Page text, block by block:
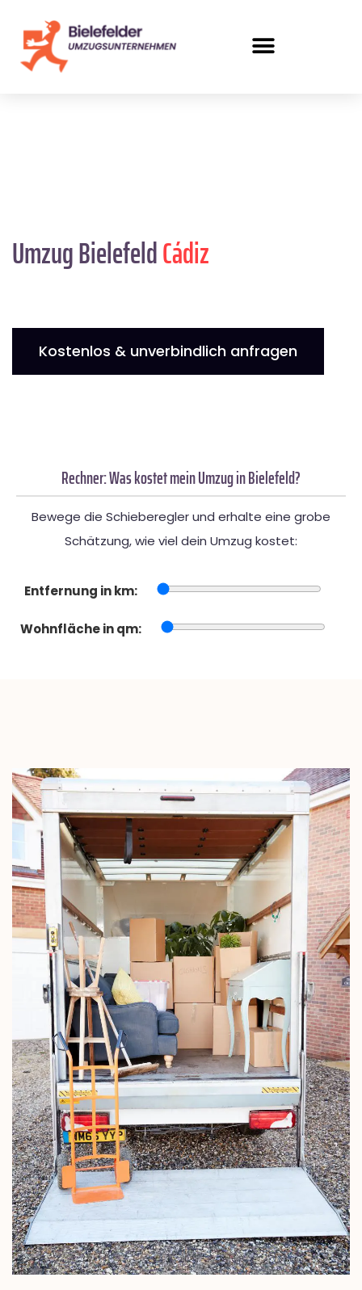
Umzug BielefeldCádiz
Kostenlos & unverbindlich anfragen
Rechner: Was kostet mein Umzug in Bielefeld?
Bewege die Schieberegler und erhalte eine grobe
Schätzung, wie viel dein Umzug kostet:
Entfernung in km:
Wohnfläche in qm: